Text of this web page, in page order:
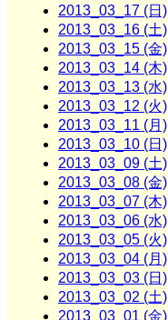
2013_03_17 (日)
2013_03_16 (土)
2013_03_15 (金)
2013_03_14 (木)
2013_03_13 (水)
2013_03_12 (火)
2013_03_11 (月)
2013_03_10 (日)
2013_03_09 (土)
2013_03_08 (金)
2013_03_07 (木)
2013_03_06 (水)
2013_03_05 (火)
2013_03_04 (月)
2013_03_03 (日)
2013_03_02 (土)
2013_03_01 (金)